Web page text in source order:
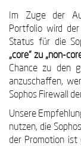
Im Zuge der
Portfolio wird
Status für die
„core“ zu „non-
Chance zu den
anzuschaffen,
Sophos Firewall
Unsere
nutzen, die
der Promotion ist